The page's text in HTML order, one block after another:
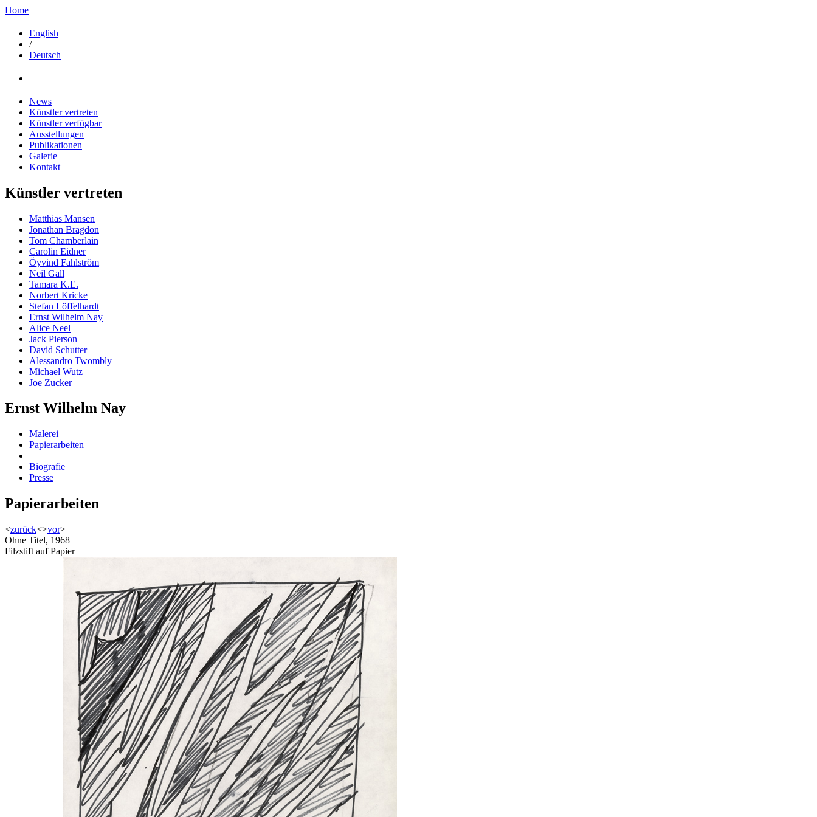
Home
English
/
Deutsch
News
Künstler vertreten
Künstler verfügbar
Ausstellungen
Publikationen
Galerie
Kontakt
Künstler vertreten
Matthias Mansen
Jonathan Bragdon
Tom Chamberlain
Carolin Eidner
Öyvind Fahlström
Neil Gall
Tamara K.E.
Norbert Kricke
Stefan Löffelhardt
Ernst Wilhelm Nay
Alice Neel
Jack Pierson
David Schutter
Alessandro Twombly
Michael Wutz
Joe Zucker
Ernst Wilhelm Nay
Malerei
Papierarbeiten
Biografie
Presse
Papierarbeiten
<zurück<>vor>
Ohne Titel, 1968
Filzstift auf Papier